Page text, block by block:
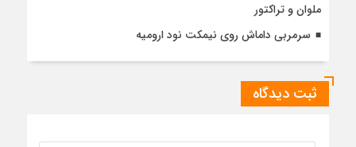
ملوان و تراکتور
سرمربی داماش روی نیمکت نود ارومیه
ثبت دیدگاه